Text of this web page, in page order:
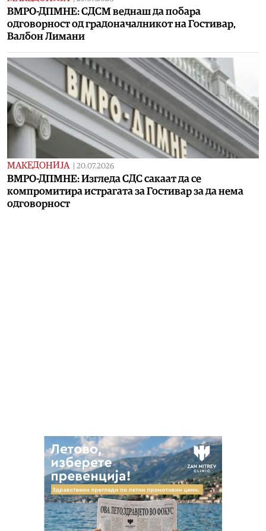
ВМРО-ДПМНЕ: СДСМ веднаш да побара
одговорност од градоначалникот на Гостивар,
Валбон Лимани
МАКЕДОНИЈА 20.07.2026
ВМРО-ДПМНЕ: Изгледа СДС сакаат да се
компромитира истрагата за Гостивар за да нема
одговорност